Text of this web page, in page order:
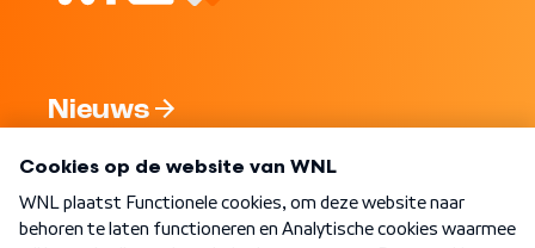
Nieuws
Nieuwsbrief